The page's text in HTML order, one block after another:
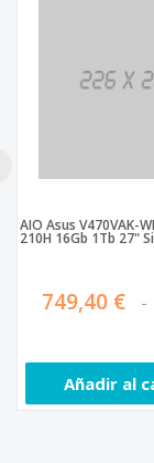
AIO Asus V470VAK-
210H 16Gb 1Tb 27"
749,40 €
Añadir al